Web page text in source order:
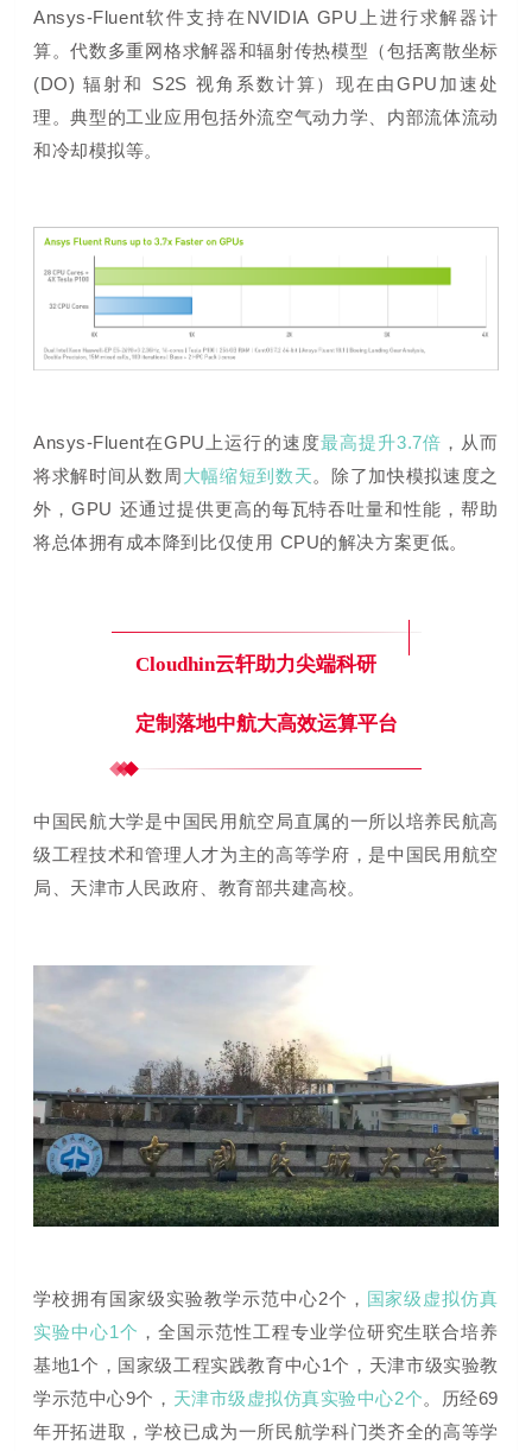
Ansys-Fluent软件支持在NVIDIA GPU上进行求解器计
算。代数多重网格求解器和辐射传热模型（包括离散坐标
(DO) 辐射和 S2S 视角系数计算）现在由GPU加速处
理。典型的工业应用包括外流空气动力学、内部流体流动
和冷却模拟等。
Ansys-Fluent在GPU上运行的速度最高提升3.7倍 ，从而
将求解时间从数周大幅缩短到数天。除了加快模拟速度之
外，GPU 还通过提供更高的每瓦特吞吐量和性能，帮助
将总体拥有成本降到比仅使用 CPU的解决方案更低。
Cloudhin云轩助力尖端科研
定制落地中航大高效运算平台
中国民航大学是中国民用航空局直属的一所以培养民航高
级工程技术和管理人才为主的高等学府，是中国民用航空
局、天津市人民政府、教育部共建高校。
学校拥有国家级实验教学示范中心2个， 国家级虚拟仿真
实验中心1个 ，全国示范性工程专业学位研究生联合培养
基地1个 ，国家级工程实践教育中心1个，天津市级实验教
学示范中心9个， 天津市级虚拟仿真实验中心2个。
历经69
年开拓进取，学校已成为一所民航学科门类齐全的高等学